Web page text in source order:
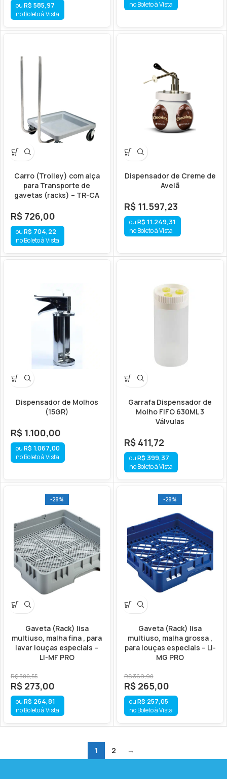
R$ 585,97
no Boleto à Vista
no Boleto à Vista
Carro (Trolley) com alça
para Transporte de
gavetas (racks) – TR-CA
R$ 726,00
R$ 704,22
no Boleto à Vista
Dispensador de Creme de
Avelã
R$11.597,23
R$ 11.249,31
no Boleto à Vista
Dispensador de Molhos
(15GR)
R$ 1.100,00
R$ 1.067,00
no Boleto à Vista
Garrafa Dispensador de
Molho FIFO 630ML 3
Válvulas
R$411,72
R$ 399,37
no Boleto à Vista
-28%
Gaveta (Rack) lisa
multiuso, malha fina , para
lavar louças especiais –
LI-MF PRO
R$380,55
R$ 273,00
R$ 264,81
no Boleto à Vista
-28%
Gaveta (Rack) lisa
multiuso, malha grossa ,
para louças especiais – LI-
MG PRO
R$369,90
R$265,00
R$ 257,05
no Boleto à Vista
1 2 →